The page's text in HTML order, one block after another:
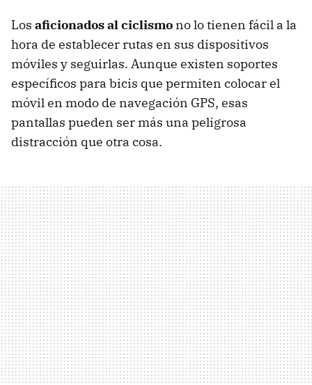
Los aficionados al ciclismo no lo tienen fácil a la
hora de establecer rutas en sus dispositivos
móviles y seguirlas. Aunque existen soportes
específicos para bicis que permiten colocar el
móvil en modo de navegación GPS, esas
pantallas pueden ser más una peligrosa
distracción que otra cosa.